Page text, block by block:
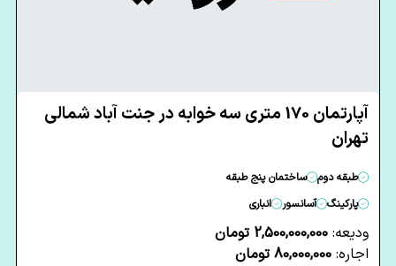
آپارتمان 170 متری سه خوابه در جنت آباد شمالی
تهران
طبقه دوم
ساختمان پنج طبقه
پارکینگ
آسانسور انباری
ودیعه: 2,500,000,000 تومان
اجاره: 80,000,000 تومان